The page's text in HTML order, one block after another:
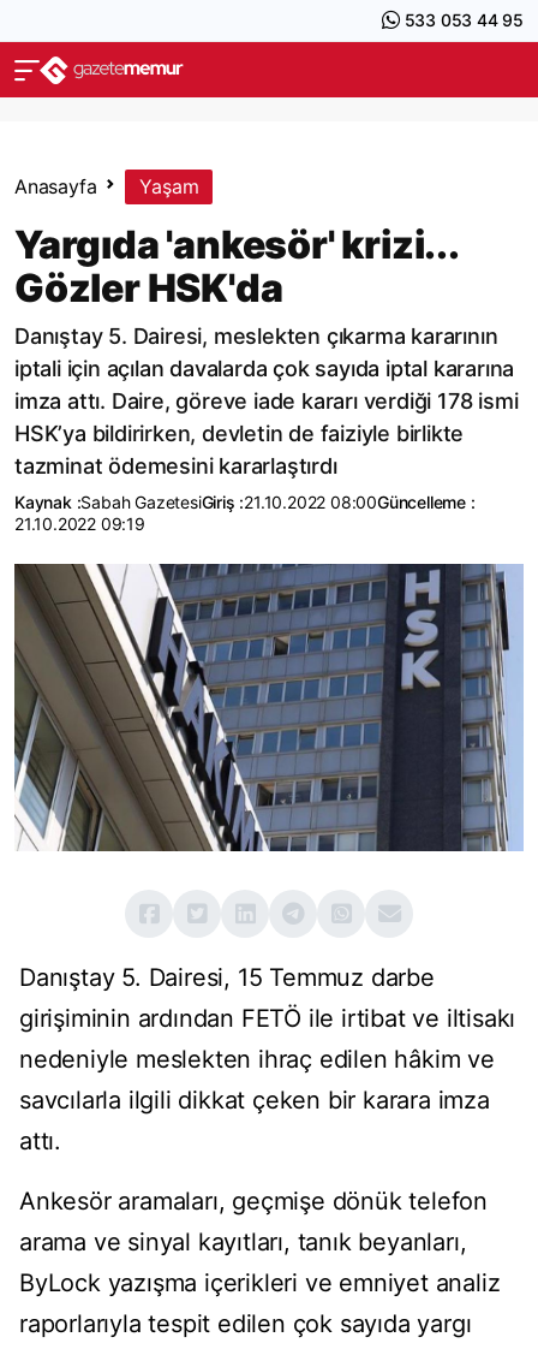
533 053 44 95
Anasayfa Yaşam
Yargıda 'ankesör' krizi...
Gözler HSK'da
Danıştay 5. Dairesi, meslekten çıkarma kararının
iptali için açılan davalarda çok sayıda iptal kararına
imza attı. Daire, göreve iade kararı verdiği 178 ismi
HSK’ya bildirirken, devletin de faiziyle birlikte
tazminat ödemesini kararlaştırdı
Kaynak :Sabah GazetesiGiriş :21.10.2022 08:00Güncelleme :
21.10.2022 09:19
Danıştay 5. Dairesi, 15 Temmuz darbe
girişiminin ardından FETÖ ile irtibat ve iltisakı
nedeniyle meslekten ihraç edilen hâkim ve
savcılarla ilgili dikkat çeken bir karara imza
attı.
Ankesör aramaları, geçmişe dönük telefon
arama ve sinyal kayıtları, tanık beyanları,
ByLock yazışma içerikleri ve emniyet analiz
raporlarıyla tespit edilen çok sayıda yargı